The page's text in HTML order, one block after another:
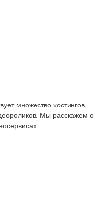
множество хостингов,
Мы расскажем о